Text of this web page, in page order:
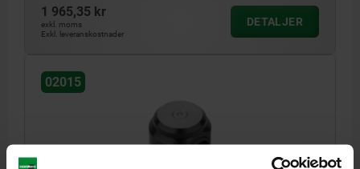
1 965,35 kr
exkl. moms
Exkl. leveranskostnader
DETALJER
02015